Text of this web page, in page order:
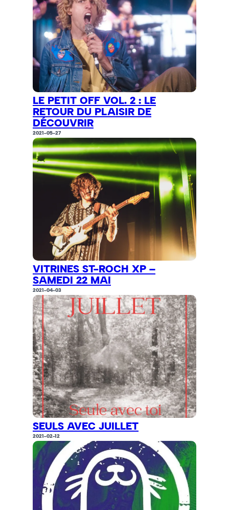
LE PETIT OFF VOL. 2 : LE
RETOUR DU PLAISIR DE
DÉCOUVRIR
2021-05-27
VITRINES ST-ROCH XP –
SAMEDI 22 MAI
2021-04-03
SEULS AVEC JUILLET
2021-02-12